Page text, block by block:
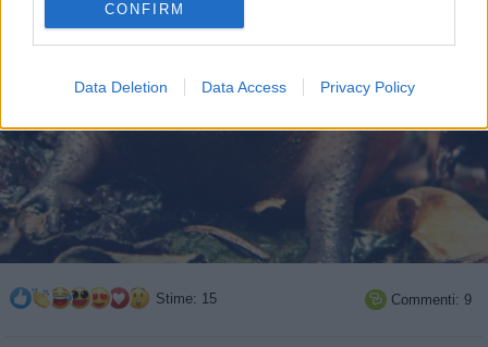
CONFIRM
Data Deletion Data Access Privacy Policy
Stime: 15  Commenti: 9